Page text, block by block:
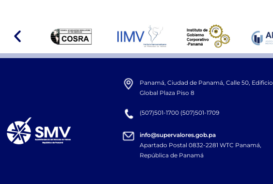
Panamá, Ciudad de Panamá, Calle 50, Edificio
Global Plaza Piso 8
(507)501-1700 (507)501-1709
info@supervalores.gob.pa
Apartado Postal 0832-2281 WTC Panamá,
República de Panamá​